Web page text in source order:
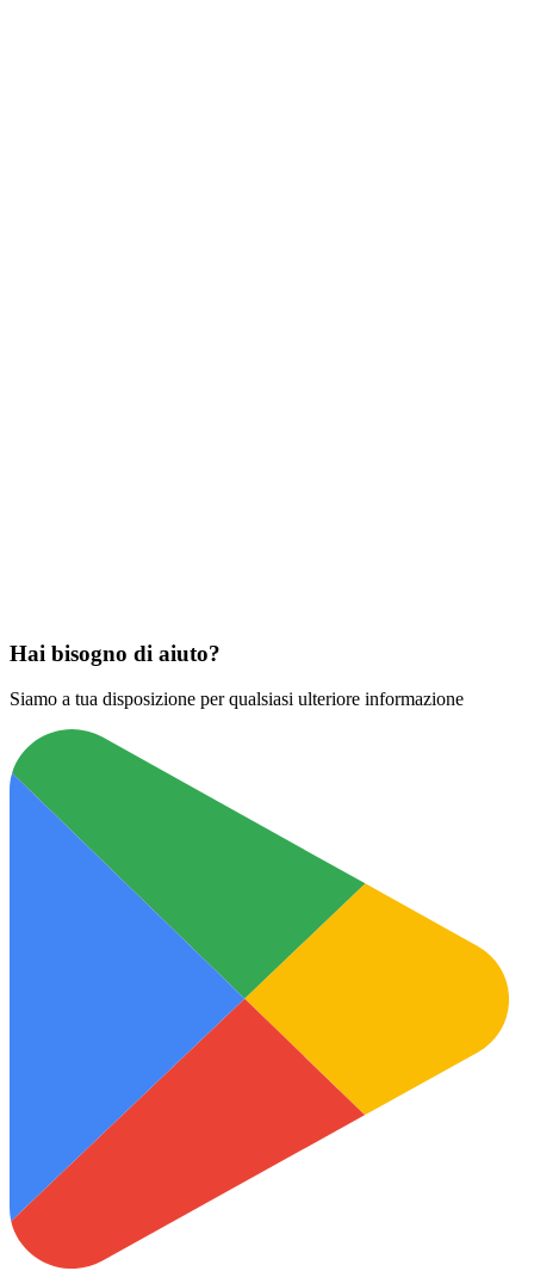
Hai bisogno di aiuto?
Siamo a tua disposizione per qualsiasi ulteriore informazione